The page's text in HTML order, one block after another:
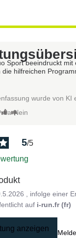
Sport beeindruckt
die hilfreichen
wurde von KI
Ja Nein
5/5
, infolge einer
auf i-run.fr (fr)
anzeigen